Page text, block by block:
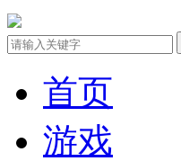
首页
游戏